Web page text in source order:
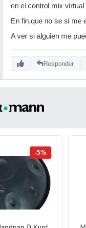
en el control mix
En fin,que no se si me
A ver si alguien me
Responder
-5%